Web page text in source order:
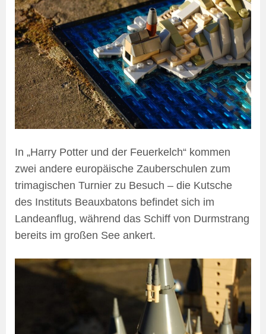
In „Harry Potter und der Feuerkelch“ kommen
zwei andere europäische Zauberschulen zum
trimagischen Turnier zu Besuch – die Kutsche
des Instituts Beauxbatons befindet sich im
Landeanflug, während das Schiff von Durmstrang
bereits im großen See ankert.